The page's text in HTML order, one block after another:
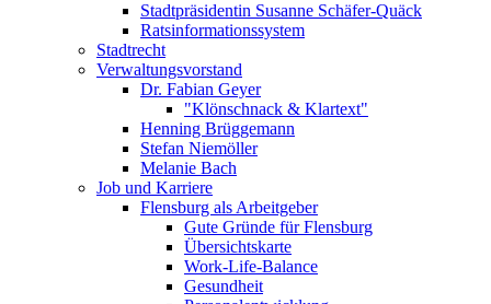
Stadtpräsidentin Susanne Schäfer-Quäck
Ratsinformationssystem
Stadtrecht
Verwaltungsvorstand
Dr. Fabian Geyer
"Klönschnack & Klartext"
Henning Brüggemann
Stefan Niemöller
Melanie Bach
Job und Karriere
Flensburg als Arbeitgeber
Gute Gründe für Flensburg
Übersichtskarte
Work-Life-Balance
Gesundheit